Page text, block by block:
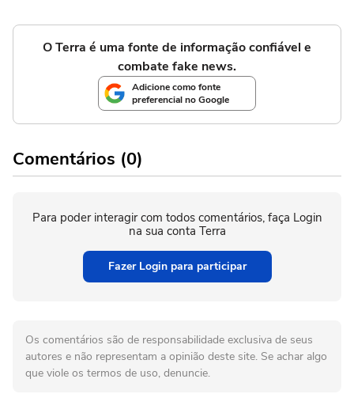
O Terra é uma fonte de informação confiável e
combate fake news.
Adicione como fonte
preferencial no Google
Comentários (0)
Para poder interagir com todos comentários, faça Login
na sua conta Terra
Fazer Login para participar
Os comentários são de responsabilidade exclusiva de seus
autores e não representam a opinião deste site. Se achar algo
que viole os termos de uso, denuncie.